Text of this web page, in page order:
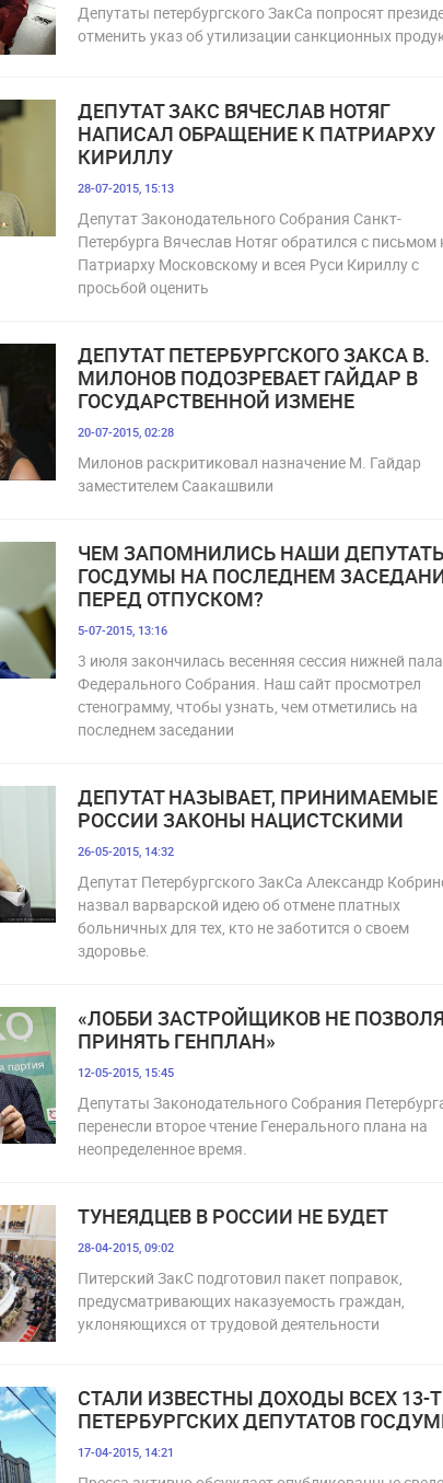
Депутаты петербургского ЗакСа попросят
отменить указ об утилизации санкционных
ДЕПУТАТ ЗАКС ВЯЧЕСЛАВ НОТЯГ
НАПИСАЛ ОБРАЩЕНИЕ К ПАТРИАРХУ
КИРИЛЛУ
28-07-2015, 15:13
Депутат Законодательного Собрания Санкт-
Петербурга Вячеслав Нотяг обратился с письмом
Патриарху Московскому и всея Руси Кириллу с
просьбой оценить
ДЕПУТАТ ПЕТЕРБУРГСКОГО ЗАКСА В.
МИЛОНОВ ПОДОЗРЕВАЕТ ГАЙДАР В
ГОСУДАРСТВЕННОЙ ИЗМЕНЕ
20-07-2015, 02:28
Милонов раскритиковал назначение М. Гайдар
заместителем Саакашвили
ЧЕМ ЗАПОМНИЛИСЬ НАШИ
ГОСДУМЫ НА ПОСЛЕДНЕМ
ПЕРЕД ОТПУСКОМ?
5-07-2015, 13:16
3 июля закончилась весенняя сессия нижней
Федерального Собрания. Наш сайт просмотрел
стенограмму, чтобы узнать, чем отметились на
последнем заседании
ДЕПУТАТ НАЗЫВАЕТ, ПРИНИМАЕМЫЕ
РОССИИ ЗАКОНЫ НАЦИСТСКИМИ
26-05-2015, 14:32
Депутат Петербургского ЗакСа Александр
назвал варварской идею об отмене платных
больничных для тех, кто не заботится о своем
здоровье.
«ЛОББИ ЗАСТРОЙЩИКОВ НЕ
ПРИНЯТЬ ГЕНПЛАН»
12-05-2015, 15:45
Депутаты Законодательного Собрания
перенесли второе чтение Генерального плана на
неопределенное время.
ТУНЕЯДЦЕВ В РОССИИ НЕ БУДЕТ
28-04-2015, 09:02
Питерский ЗакС подготовил пакет поправок,
предусматривающих наказуемость граждан,
уклоняющихся от трудовой деятельности
СТАЛИ ИЗВЕСТНЫ ДОХОДЫ ВСЕХ 13-
ПЕТЕРБУРГСКИХ ДЕПУТАТОВ
17-04-2015, 14:21